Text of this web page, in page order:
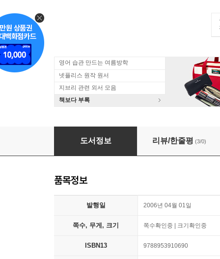
영어 습관 만드는 여름방학
넷플리스 원작 원서
지브리 관련 외서 모음
책보다 부록
문진 영어동화 Best Combo Step 1 : We're
도서정보 리뷰/한줄평 (3/0)
품목정보
발행일 2006년 04월 01일
쪽수, 무게, 크기 쪽수확인중 | 크기확인중
ISBN13 9788953910690